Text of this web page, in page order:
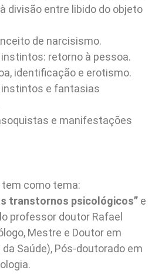
divisão entre libido do objeto
de narcisismo.
retorno à pessoa.
identificação e erotismo.
e fantasias
e manifestações
como tema:
transtornos psicológicos” e
professor doutor Rafael
Mestre e Doutor em
Saúde), Pós-doutorado em